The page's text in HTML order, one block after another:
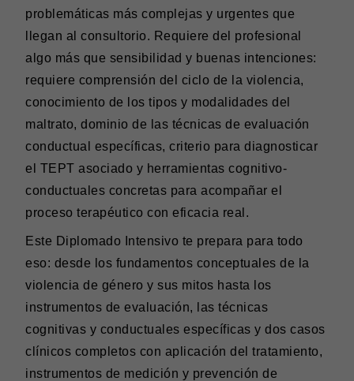
problemáticas más complejas y urgentes que
llegan al consultorio. Requiere del profesional
algo más que sensibilidad y buenas intenciones:
requiere comprensión del ciclo de la violencia,
conocimiento de los tipos y modalidades del
maltrato, dominio de las técnicas de evaluación
conductual específicas, criterio para diagnosticar
el TEPT asociado y herramientas cognitivo-
conductuales concretas para acompañar el
proceso terapéutico con eficacia real.
Este Diplomado Intensivo te prepara para todo
eso: desde los fundamentos conceptuales de la
violencia de género y sus mitos hasta los
instrumentos de evaluación, las técnicas
cognitivas y conductuales específicas y dos casos
clínicos completos con aplicación del tratamiento,
instrumentos de medición y prevención de